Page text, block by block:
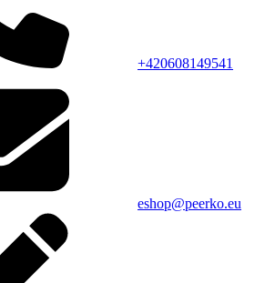
+420608149541
eshop@peerko.eu